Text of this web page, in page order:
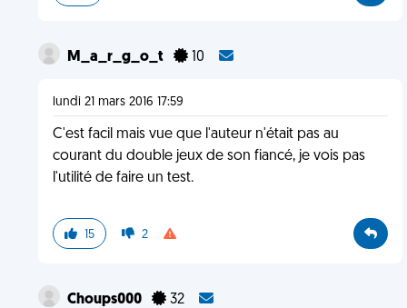
M_a_r_g_o_t 10
lundi 21 mars 2016 17:59
C'est facil mais vue que l'auteur n'était pas au
courant du double jeux de son fiancé, je vois pas
l'utilité de faire un test.
15 2
Choups000 32